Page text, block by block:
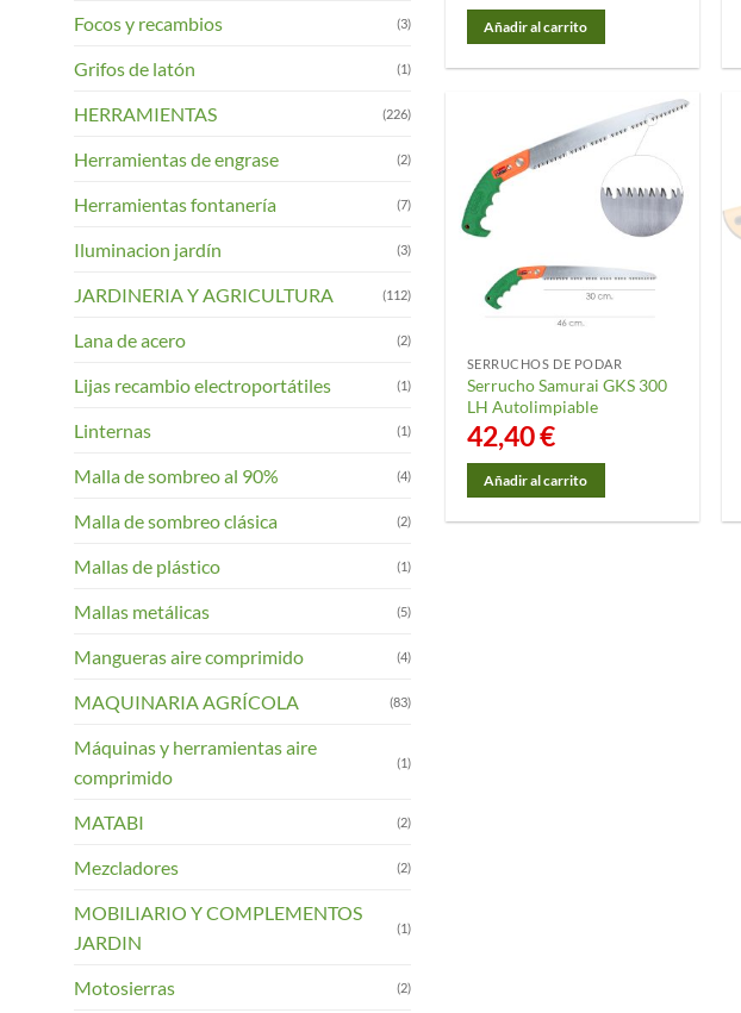
Focos y recambios (3)
Grifos de latón (1)
HERRAMIENTAS (226)
Herramientas de engrase (2)
Herramientas fontanería (7)
Iluminacion jardín (3)
JARDINERIA Y AGRICULTURA (112)
Lana de acero (2)
Lijas recambio electroportátiles (1)
Linternas (1)
Malla de sombreo al 90% (4)
Malla de sombreo clásica (2)
Mallas de plástico (1)
Mallas metálicas (5)
Mangueras aire comprimido (4)
MAQUINARIA AGRÍCOLA (83)
Máquinas y herramientas aire
comprimido
(1)
MATABI (2)
Mezcladores (2)
MOBILIARIO Y COMPLEMENTOS
JARDIN
(1)
Motosierras (2)
Añadir al carrito
SERRUCHOS DE PODAR
Serrucho Samurai GKS 300
LH Autolimpiable
42,40€
Añadir al carrito